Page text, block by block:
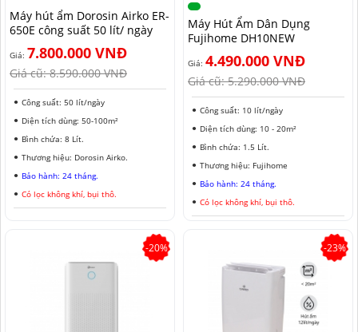
MÁY HÚT ẨM ROTOR
MÁY HÚT ẨM HARISON
MÁY HÚT ẨM FUJIHAIA
MÁY HÚT ẨM EDISON
MÁY LỌC KHÔNG KHÍ LG
MÁY LỌC KHÔNG KHÍ FUJIE
MÁY LỌC KHÔNG KHÍ HITACHI
MÁY LỌC KHÔNG KHÍ PANASONIC
MÁY LỌC KHÔNG KHÍ Ô TÔ
MÁY HÚT ẨM ROTOR
MÁY HÚT ẨM HARISON
MÁY HÚT ẨM FUJIHAIA
MÁY HÚT ẨM EDISON
TIN TỨC MÁY LẠNH DI ĐỘNG
TIN TỨC TỦ CHỐNG ẨM
TIN TỨC QUẠT ĐỐI LƯU
LONG AN
ĐỒNG NAI
SƠN LA
ĐỒNG THÁP
KHÁNH HÒA
Máy hút ẩm Dorosin Airko ER-
650E công suất 50 lít/ ngày
Giá: 7.800.000 VNĐ
Giá cũ:8.590.000 VNĐ
Công suất: 50 lít/ngày
Diện tích dùng: 50-100m²
Bình chứa: 8 Lít.
Thương hiệu: Dorosin Airko.
Bảo hành: 24 tháng.
Có lọc không khí, bụi thô.
Máy Hút Ẩm Dân Dụng
Fujihome DH10NEW
Giá: 4.490.000 VNĐ
Giá cũ:5.290.000 VNĐ
Công suất: 10 lít/ngày
Diện tích dùng: 10 - 20m²
Bình chứa: 1.5 Lít.
Thương hiệu: Fujihome
Bảo hành: 24 tháng.
Có lọc không khí, bụi thô.
-20% -23%